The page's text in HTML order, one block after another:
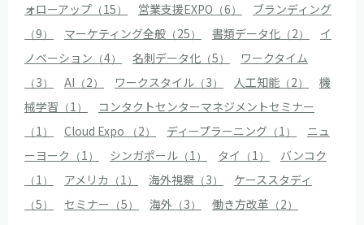
ォローアップ（15）
営業支援EXPO（6）
ブランディング
（9）
マーケティング全般（25） 書類データ化（2）
イ
ノベーション（4）
名刺データ化（5）
ワークタイム
（3）
AI（2） ワークスタイル（3） 人工知能（2）
機
械学習（1）
コンタクトセンターマネジメントセミナー
（1）
Cloud Expo （2） ディープラーニング（1）
ニュ
ーヨーク（1）
シンガポール（1） タイ（1）
バンコク
（1）
アメリカ（1） 海外視察（3）
ケーススタディ
（5）
セミナー（5） 海外（3） 働き方改革（2）